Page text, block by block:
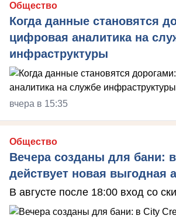
Общество
Когда данные становятся
цифровая аналитика на
инфраструктуры
вчера в 15:35
Общество
Вечера созданы для бани:
действует новая выгодная
В августе после 18:00 вход со